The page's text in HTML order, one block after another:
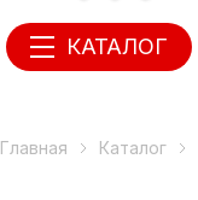
КАТАЛОГ
Главная Каталог